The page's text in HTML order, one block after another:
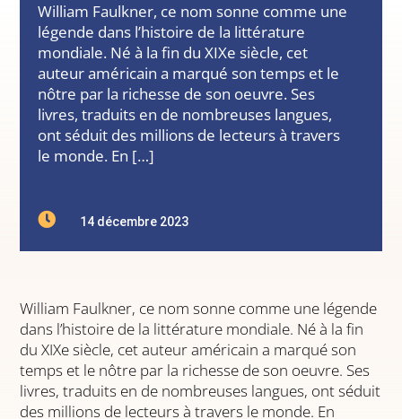
William Faulkner, ce nom sonne comme une
légende dans l’histoire de la littérature
mondiale. Né à la fin du XIXe siècle, cet
auteur américain a marqué son temps et le
nôtre par la richesse de son oeuvre. Ses
livres, traduits en de nombreuses langues,
ont séduit des millions de lecteurs à travers
le monde. En […]
 14 décembre 2023
William Faulkner, ce nom sonne comme une légende
dans l’histoire de la littérature mondiale. Né à la fin
du XIXe siècle, cet auteur américain a marqué son
temps et le nôtre par la richesse de son oeuvre. Ses
livres, traduits en de nombreuses langues, ont séduit
des millions de lecteurs à travers le monde. En